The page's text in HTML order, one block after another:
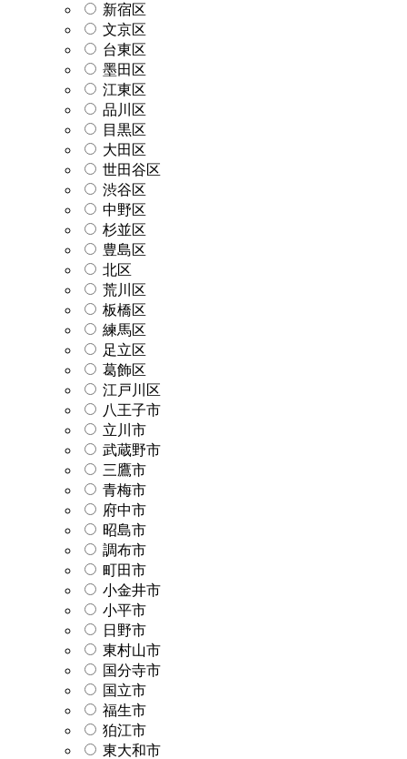
新宿区
文京区
台東区
墨田区
江東区
品川区
目黒区
大田区
世田谷区
渋谷区
中野区
杉並区
豊島区
北区
荒川区
板橋区
練馬区
足立区
葛飾区
江戸川区
八王子市
立川市
武蔵野市
三鷹市
青梅市
府中市
昭島市
調布市
町田市
小金井市
小平市
日野市
東村山市
国分寺市
国立市
福生市
狛江市
東大和市